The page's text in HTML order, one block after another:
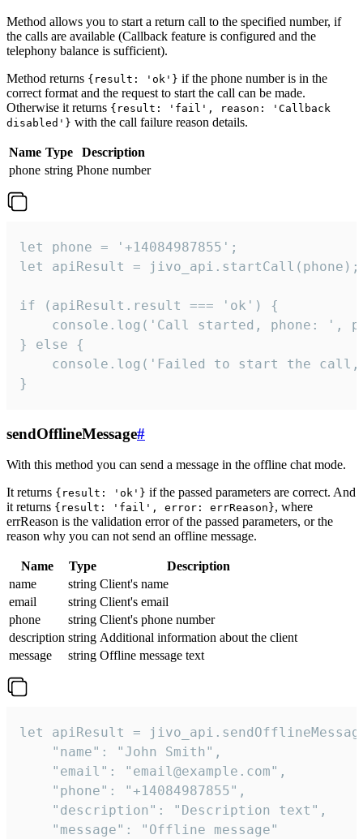
Method allows you to start a return call to the specified number, if
the calls are available (Callback feature is configured and the
telephony balance is sufficient).
Method returns {result: 'ok'} if the phone number is in the
correct format and the request to start the call can be made.
Otherwise it returns {result: 'fail', reason: 'Callback
disabled'} with the call failure reason details.
Name Type
Description
phone string Phone number
let phone = '+14084987855';
let apiResult = jivo_api.startCall(phone);
if (apiResult.result === 'ok') {
console.log('Call started, phone: ',
} else {
console.log('Failed to start the
}
sendOfflineMessage#
With this method you can send a message in the offline chat mode.
It returns {result: 'ok'} if the passed parameters are correct. And
it returns {result: 'fail', error: errReason}, where
errReason is the validation error of the passed parameters, or the
reason why you can not send an offline message.
Name Type
Description
name
string Client's name
email
string Client's email
phone
string Client's phone number
description string Additional information about the client
message
string Offline message text
let apiResult =
    "name": "John Smith",
    "email": "email@example.com",
    "phone": "+14084987855",
    "description": "Description text",
    "message": "Offline message"